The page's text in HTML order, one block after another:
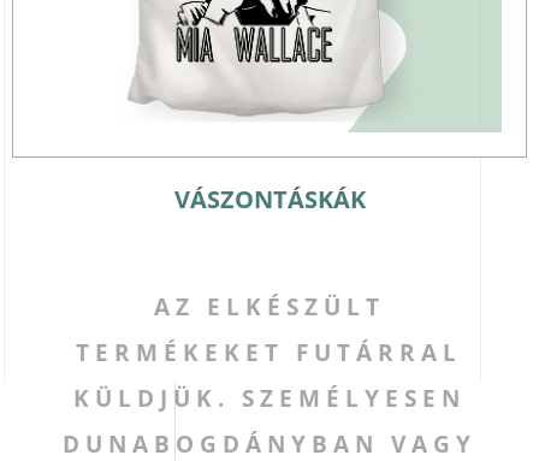
VÁSZONTÁSKÁK
AZ ELKÉSZÜLT
TERMÉKEKET FUTÁRRAL
KÜLDJÜK. SZEMÉLYESEN
DUNABOGDÁNYBAN VAGY